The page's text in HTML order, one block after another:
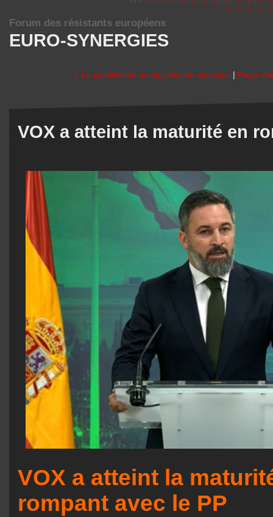
EURO-SYNERGIES
Forum des résistants européens
« Le jacobitisme ou légitimisme écossais | Page
VOX a atteint la maturité en
VOX a atteint la
rompant avec le PP